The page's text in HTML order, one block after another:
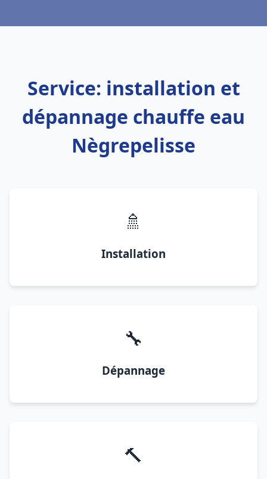
Service: installation et
dépannage chauffe eau
Nègrepelisse
🚿
Installation
🔧
Dépannage
🔨